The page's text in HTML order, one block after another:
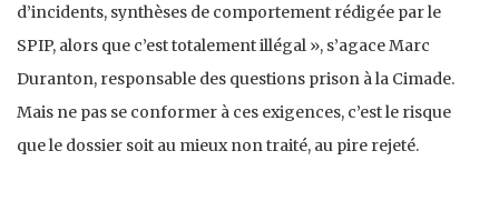
d’incidents, synthèses de comportement rédigée par le
SPIP, alors que c’est totalement illégal », s’agace Marc
Duranton, responsable des questions prison à la Cimade.
Mais ne pas se conformer à ces exigences, c’est le risque
que le dossier soit au mieux non traité, au pire rejeté.